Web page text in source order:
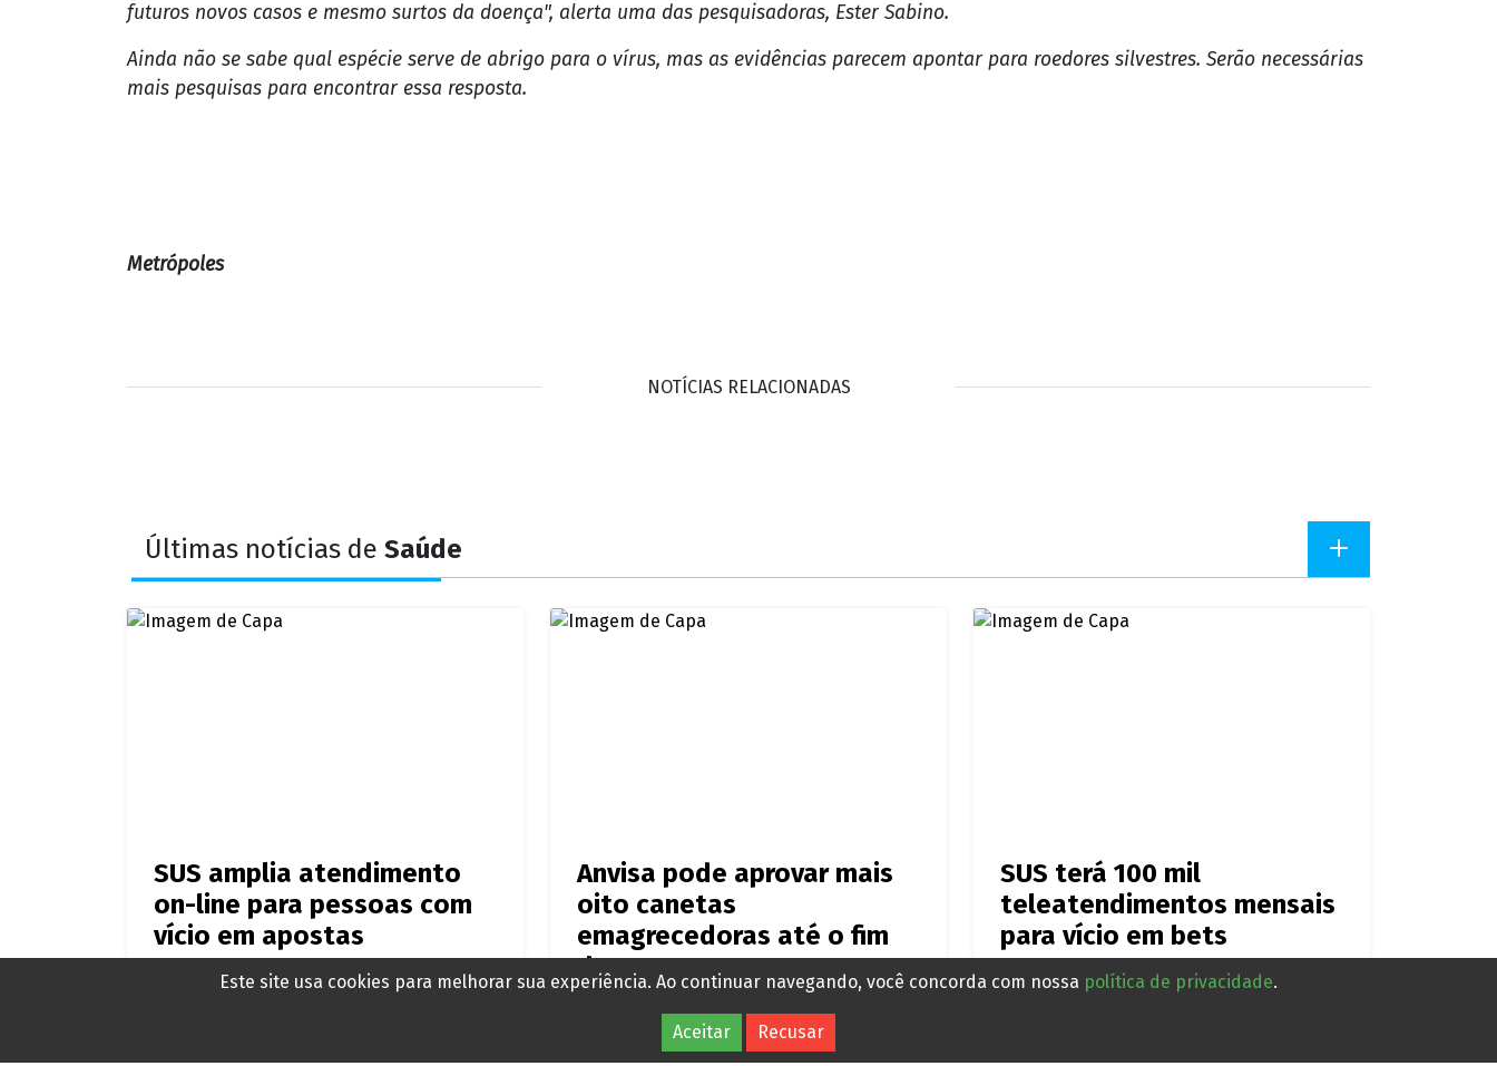
futuros novos casos e mesmo surtos da doença", alerta uma das pesquisadoras, Ester Sabino.
Ainda não se sabe qual espécie serve de abrigo para o vírus, mas as evidências parecem apontar para roedores silvestres. Serão necessárias
mais pesquisas para encontrar essa resposta.
Metrópoles
NOTÍCIAS RELACIONADAS
Últimas notícias de Saúde
SUS amplia atendimento
on-line para pessoas com
vício em apostas
Anvisa pode aprovar mais
oito canetas
emagrecedoras até o fim
do ano
SUS terá 100 mil
teleatendimentos mensais
para vício em bets
Este site usa cookies para melhorar sua experiência. Ao continuar navegando, você concorda com nossa política de privacidade.
Aceitar Recusar